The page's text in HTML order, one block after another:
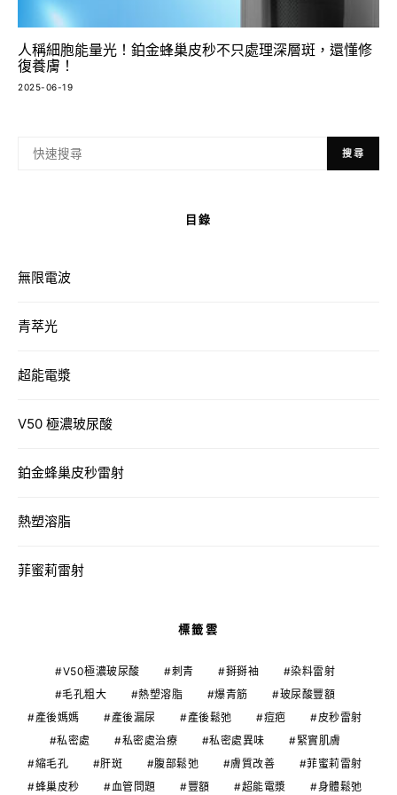
人稱細胞能量光！鉑金蜂巢皮秒不只處理深層斑，還懂修
復養膚！
2025-06-19
搜尋
目錄
無限電波
青萃光
超能電漿
V50 極濃玻尿酸
鉑金蜂巢皮秒雷射
熱塑溶脂
菲蜜莉雷射
標籤雲
V50極濃玻尿酸 刺青 掰掰袖
染料雷射
毛孔粗大
熱塑溶脂 爆青筋
玻尿酸豐額
產後媽媽
產後漏尿 產後鬆弛 痘疤
皮秒雷射
私密處
私密處治療 私密處異味
緊實肌膚
縮毛孔
肝斑 腹部鬆弛 膚質改善
菲蜜莉雷射
蜂巢皮秒
血管問題 豐額 超能電漿 身體鬆弛